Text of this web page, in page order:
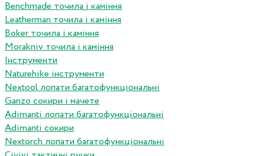
Benchmade точила і каміння
Leatherman точила і каміння
Boker точила і каміння
Morakniv точила і каміння
Інструменти
Naturehike інструменти
Nextool лопати багатофункціональні
Ganzo сокири і мачете
Adimanti лопати багатофункціональні
Adimanti сокири
Nextorch лопати багатофункціональні